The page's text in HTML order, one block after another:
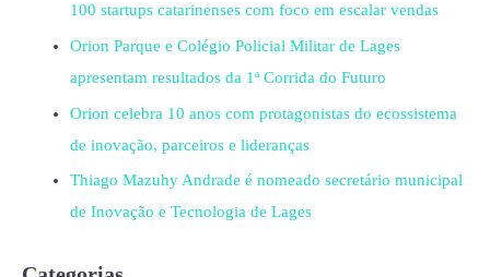
100 startups catarinenses com foco em escalar vendas
Orion Parque e Colégio Policial Militar de Lages
apresentam resultados da 1ª Corrida do Futuro
Orion celebra 10 anos com protagonistas do ecossistema
de inovação, parceiros e lideranças
Thiago Mazuhy Andrade é nomeado secretário municipal
de Inovação e Tecnologia de Lages